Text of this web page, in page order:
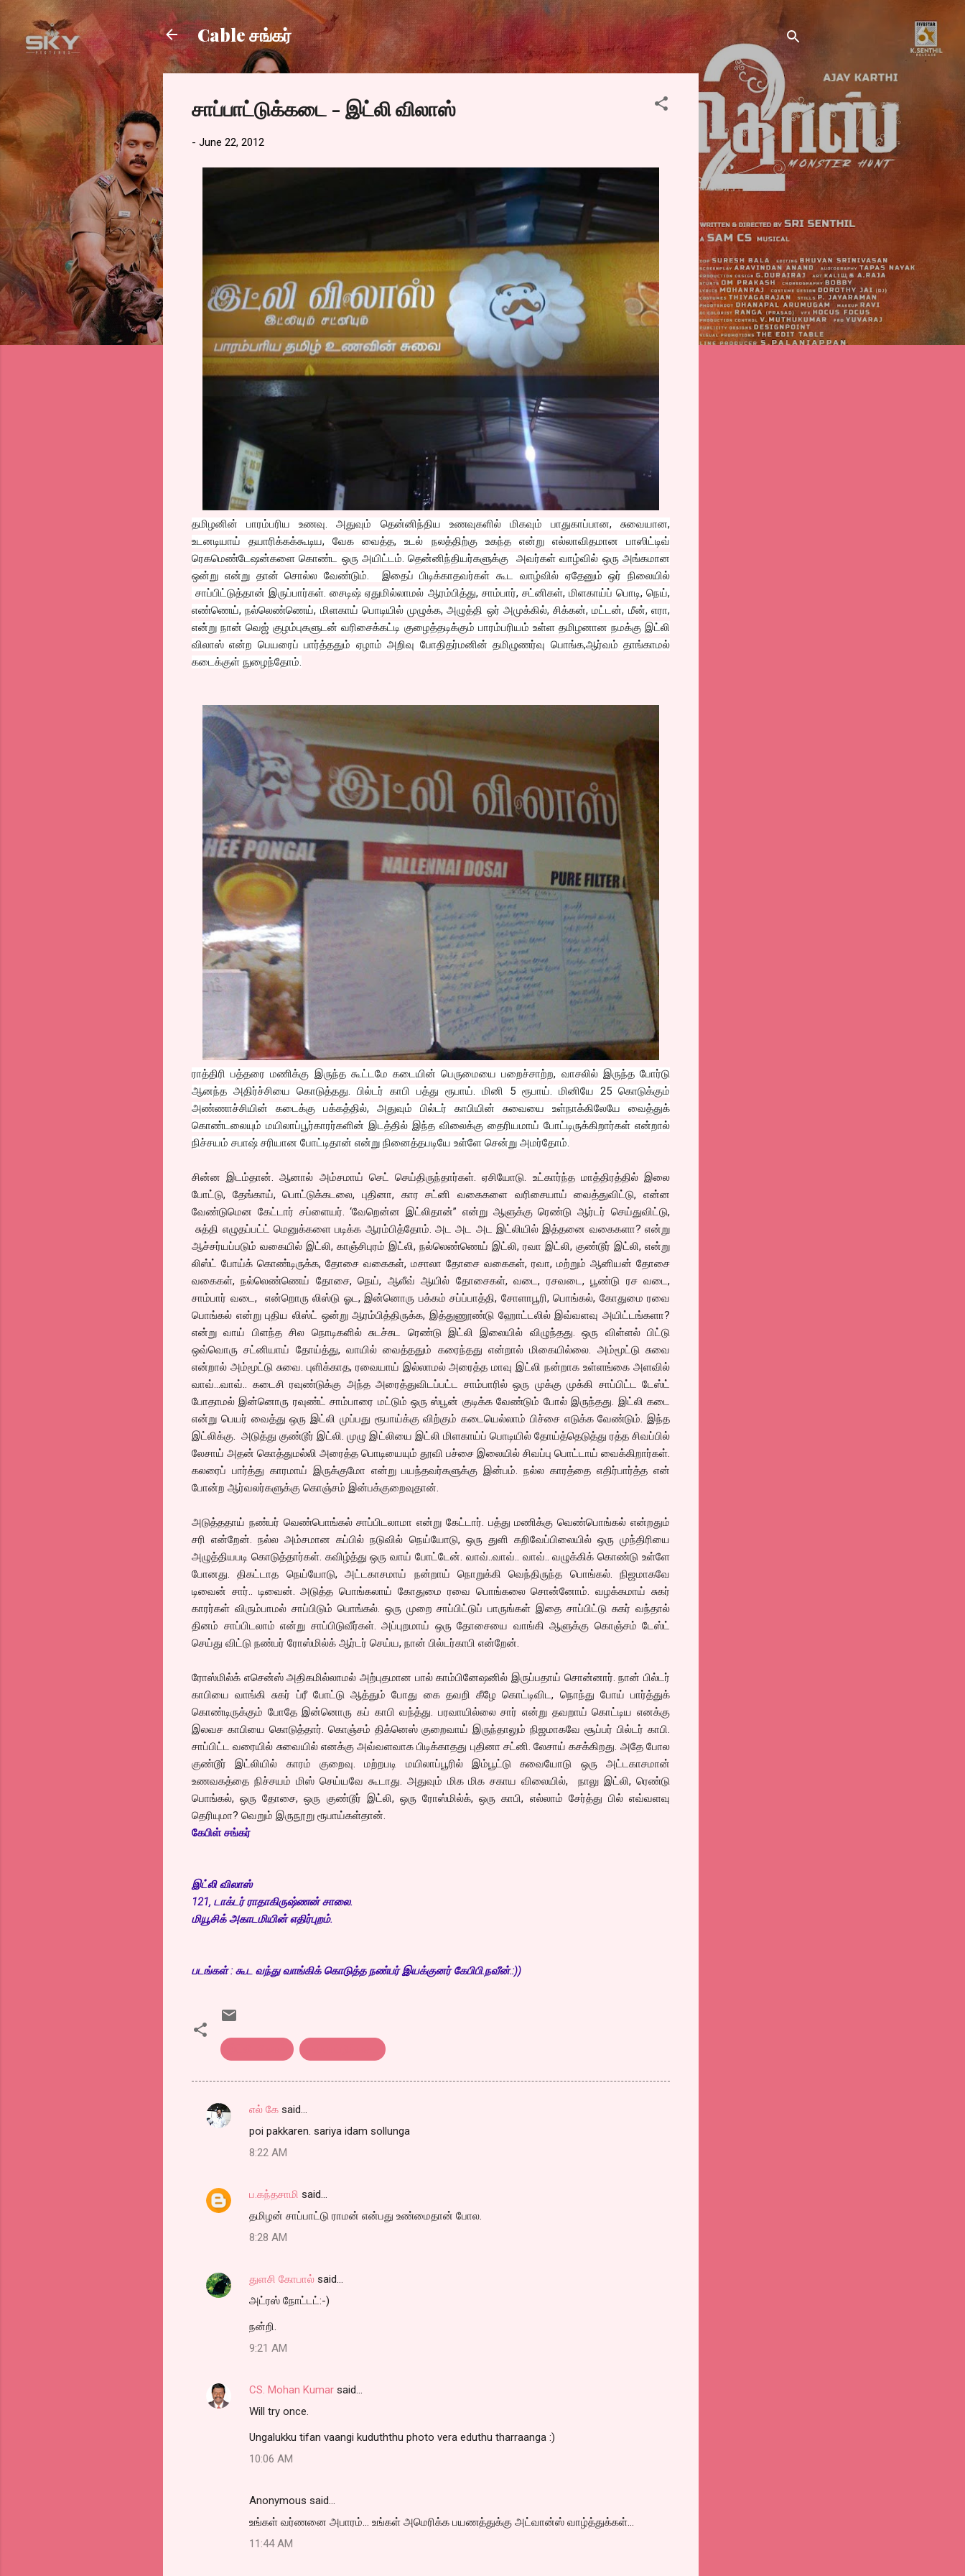
Skip to main content
Cable சங்கர்
சாப்பாட்டுக்கடை - இட்லி விலாஸ்
- June 22, 2012
தமிழனின் பாரம்பரிய உணவு. அதுவும் தென்னிந்திய உணவுகளில் மிகவும் பாதுகாப்பான, சுவையான,
உடனடியாய் தயாரிக்கக்கூடிய, வேக வைத்த, உடல் நலத்திற்கு உகந்த என்று எல்லாவிதமான பாஸிட்டிவ்
ரெகமெண்டேஷன்களை கொண்ட ஒரு அயிட்டம். தென்னிந்தியர்களுக்கு அவர்கள் வாழ்வில் ஒரு அங்கமான
ஒன்று என்று தான் சொல்ல வேண்டும். இதைப் பிடிக்காதவர்கள் கூட வாழ்வில் ஏதேனும் ஒர் நிலையில்
சாப்பிட்டுத்தான் இருப்பார்கள். சைடிஷ் ஏதுமில்லாமல் ஆரம்பித்து, சாம்பார், சட்னிகள், மிளகாய்ப் பொடி, நெய்,
எண்ணெய், நல்லெண்ணெய், மிளகாய் பொடியில் முழுக்க, அழுத்தி ஒர் அமுக்கில், சிக்கன், மட்டன், மீன், எரா,
என்று நான் வெஜ் குழம்புகளுடன் வரிசைக்கட்டி குழைத்தடிக்கும் பாரம்பரியம் உள்ள தமிழனான நமக்கு இட்லி
விலாஸ் என்ற பெயரைப் பார்த்ததும் ஏழாம் அறிவு போதிதர்மனின் தமிழுணர்வு பொங்க,ஆர்வம் தாங்காமல்
கடைக்குள் நுழைந்தோம்.
ராத்திரி பத்தரை மணிக்கு இருந்த கூட்டமே கடையின் பெருமையை பறைச்சாற்ற, வாசலில் இருந்த போர்டு
ஆனந்த அதிர்ச்சியை கொடுத்தது. பில்டர் காபி பத்து ரூபாய். மினி 5 ரூபாய். மினியே 25 கொடுக்கும்
அண்ணாச்சியின் கடைக்கு பக்கத்தில், அதுவும் பில்டர் காபியின் சுவையை உள்நாக்கிலேயே வைத்துக்
கொண்டலையும் மயிலாப்பூர்காரர்களின் இடத்தில் இந்த விலைக்கு தைரியமாய் போட்டிருக்கிறார்கள் என்றால்
நிச்சயம் சபாஷ் சரியான போட்டிதான் என்று நினைத்தபடியே உள்ளே சென்று அமர்தோம்.
சின்ன இடம்தான். ஆனால் அம்சமாய் செட் செய்திருந்தார்கள். ஏசியோடு. உட்கார்ந்த மாத்திரத்தில் இலை
போட்டு, தேங்காய், பொட்டுக்கடலை, புதினா, கார சட்னி வகைகளை வரிசையாய் வைத்துவிட்டு, என்ன
வேண்டுமென கேட்டார் சப்ளையர். ‘வேறென்ன இட்லிதான்” என்று ஆளுக்கு ரெண்டு ஆர்டர் செய்துவிட்டு,
சுத்தி எழுதப்பட்ட் மெனுக்களை படிக்க ஆரம்பித்தோம். அட அட அட இட்லியில் இத்தனை வகைகளா? என்று
ஆச்சர்யப்படும் வகையில் இட்லி, காஞ்சிபுரம் இட்லி, நல்லெண்ணெய் இட்லி, ரவா இட்லி, குண்டூர் இட்லி, என்று
லிஸ்ட் போய்க் கொண்டிருக்க, தோசை வகைகள், மசாலா தோசை வகைகள், ரவா, மற்றும் ஆனியன் தோசை
வகைகள், நல்லெண்ணெய் தோசை, நெய், ஆலீவ் ஆயில் தோசைகள், வடை, ரசவடை, பூண்டு ரச வடை,
சாம்பார் வடை, என்றொரு லிஸ்டு ஓட, இன்னொரு பக்கம் சப்ப்பாத்தி, சோளாபூரி, பொங்கல், கோதுமை ரவை
பொங்கல் என்று புதிய லிஸ்ட் ஒன்று ஆரம்பித்திருக்க, இத்துணூண்டு ஹோட்டலில் இவ்வளவு அயிட்டங்களா?
என்று வாய் பிளந்த சில நொடிகளில் சுடச்சுட ரெண்டு இட்லி இலையில் விழுந்தது. ஒரு விள்ளல் பிட்டு
ஒவ்வொரு சட்னியாய் தோய்த்து, வாயில் வைத்ததும் கரைந்தது என்றால் மிகையில்லை. அம்மூட்டு சுவை
என்றால் அம்மூட்டு சுவை. புளிக்காத, ரவையாய் இல்லாமல் அரைத்த மாவு இட்லி நன்றாக உள்ளங்கை அளவில்
வாவ்...வாவ்.. கடைசி ரவுண்டுக்கு அந்த அரைத்துவிடப்பட்ட சாம்பாரில் ஒரு முக்கு முக்கி சாப்பிட்ட டேஸ்ட்
போதாமல் இன்னொரு ரவுண்ட் சாம்பாரை மட்டும் ஒரு ஸ்பூன் குடிக்க வேண்டும் போல் இருந்தது. இட்லி கடை
என்று பெயர் வைத்து ஒரு இட்லி முப்பது ரூபாய்க்கு விற்கும் கடையெல்லாம் பிச்சை எடுக்க வேண்டும். இந்த
இட்லிக்கு. அடுத்து குண்டூர் இட்லி. முழு இட்லியை இட்லி மிளகாய்ப் பொடியில் தோய்த்தெடுத்து ரத்த சிவப்பில்
லேசாய் அதன் கொத்துமல்லி அரைத்த பொடியையும் தூவி பச்சை இலையில் சிவப்பு பொட்டாய் வைக்கிறார்கள்.
கலரைப் பார்த்து காரமாய் இருக்குமோ என்று பயந்தவர்களுக்கு இன்பம். நல்ல காரத்தை எதிர்பார்த்த என்
போன்ற ஆர்வலர்களுக்கு கொஞ்சம் இன்பக்குறைவுதான்.
அடுத்ததாய் நண்பர் வெண்பொங்கல் சாப்பிடலாமா என்று கேட்டார். பத்து மணிக்கு வெண்பொங்கல் என்றதும்
சரி என்றேன். நல்ல அம்சமான கப்பில் நடுவில் நெய்யோடு, ஒரு துளி கறிவேப்பிலையில் ஒரு முந்திரியை
அழுத்தியபடி கொடுத்தார்கள். கவிழ்த்து ஒரு வாய் போட்டேன். வாவ்..வாவ்.. வாவ்.. வழுக்கிக் கொண்டு உள்ளே
போனது. திகட்டாத நெய்யோடு, அட்டகாசமாய் நன்றாய் நொறுக்கி வெந்திருந்த பொங்கல். நிஜமாகவே
டிவைன் சார்.. டிவைன். அடுத்த பொங்கலாய் கோதுமை ரவை பொங்கலை சொன்னோம். வழக்கமாய் சுகர்
காரர்கள் விரும்பாமல் சாப்பிடும் பொங்கல். ஒரு முறை சாப்பிட்டுப் பாருங்கள் இதை சாப்பிட்டு சுகர் வந்தால்
தினம் சாப்பிடலாம் என்று சாப்பிடுவீர்கள். அப்புறமாய் ஒரு தோசையை வாங்கி ஆளுக்கு கொஞ்சம் டேஸ்ட்
செய்து விட்டு நண்பர் ரோஸ்மில்க் ஆர்டர் செய்ய, நான் பில்டர்காபி என்றேன்.
ரோஸ்மில்க் எசென்ஸ் அதிகமில்லாமல் அற்புதமான பால் காம்பினேஷனில் இருப்பதாய் சொன்னார். நான் பில்டர்
காபியை வாங்கி சுகர் ப்ரீ போட்டு ஆத்தும் போது கை தவறி கீழே கொட்டிவிட, நொந்து போய் பார்த்துக்
கொண்டிருக்கும் போதே இன்னொரு கப் காபி வந்த்து. பரவாயில்லை சார் என்று தவறாய் கொட்டிய எனக்கு
இலவச காபியை கொடுத்தார். கொஞ்சம் திக்னெஸ் குறைவாய் இருந்தாலும் நிஜமாகவே சூப்பர் பில்டர் காபி.
சாப்பிட்ட வரையில் சுவையில் எனக்கு அவ்வளவாக பிடிக்காதது புதினா சட்னி. லேசாய் கசக்கிறது. அதே போல
குண்டூர் இட்லியில் காரம் குறைவு. மற்றபடி மயிலாப்பூரில் இம்பூட்டு சுவையோடு ஒரு அட்டகாசமான்
உணவகத்தை நிச்சயம் மிஸ் செய்யவே கூடாது. அதுவும் மிக மிக சகாய விலையில், நாலு இட்லி, ரெண்டு
பொங்கல், ஒரு தோசை, ஒரு குண்டூர் இட்லி, ஒரு ரோஸ்மில்க், ஒரு காபி, எல்லாம் சேர்த்து பில் எவ்வளவு
தெரியுமா? வெறும் இருநூறு ரூபாய்கள்தான்.
கேபிள் சங்கர்
இட்லி விலாஸ்
121, டாக்டர் ராதாகிருஷ்ணன் சாலை.
மியூசிக் அகாடமியின் எதிர்புறம்.
படங்கள் : கூட வந்து வாங்கிக் கொடுத்த நண்பர் இயக்குனர் கேபிபி.நவீன்.:))
C
e
எல் கே said…
poi pakkaren. sariya idam sollunga
8:22 AM
ப.கந்தசாமி said…
தமிழன் சாப்பாட்டு ராமன் என்பது உண்மைதான் போல.
8:28 AM
துளசி கோபால் said…
அட்ரஸ் நோட்டட்:-)
நன்றி.
9:21 AM
CS. Mohan Kumar said…
Will try once.
Ungalukku tifan vaangi kuduththu photo vera eduthu tharraanga :)
10:06 AM
Anonymous said…
உங்கள் வர்ணனை அபாரம்... உங்கள் அமெரிக்க பயணத்துக்கு அட்வான்ஸ் வாழ்த்துக்கள்...
11:44 AM